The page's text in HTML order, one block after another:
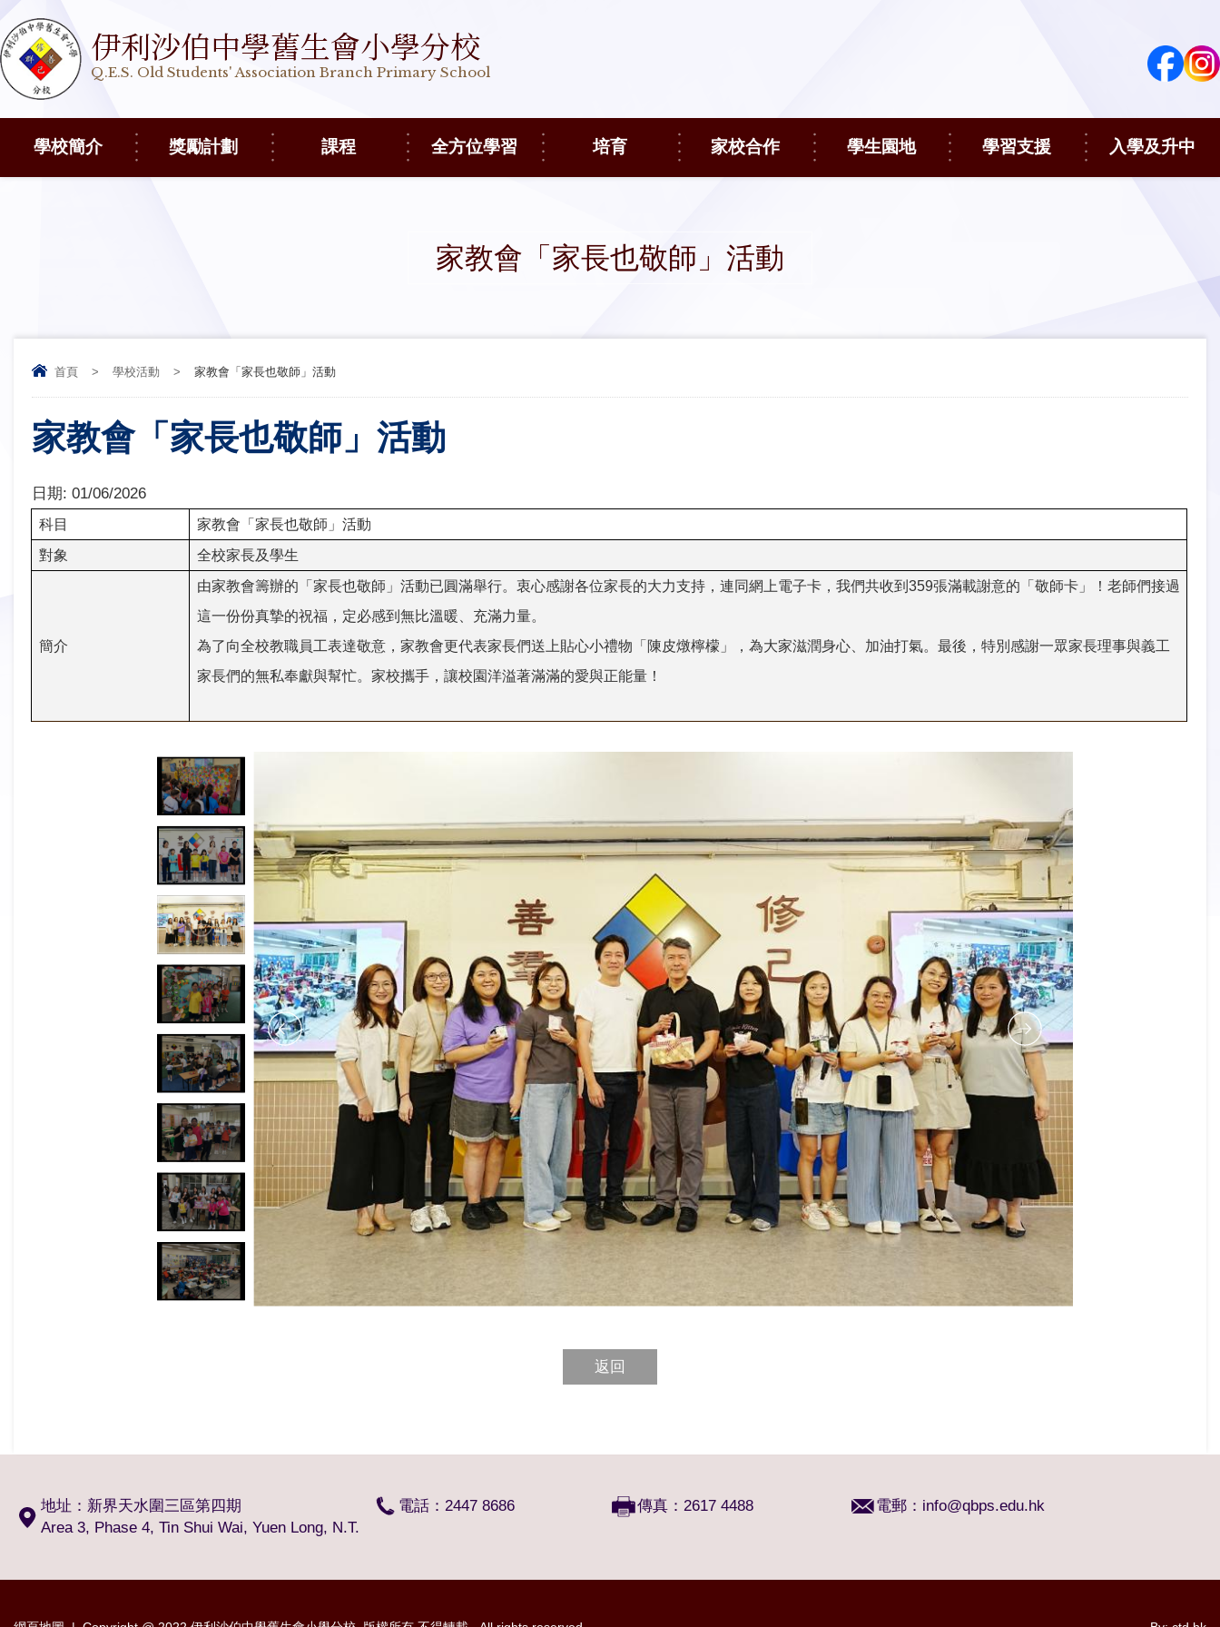
伊利沙伯中學舊生會小學分校
Q.E.S. Old Students' Association Branch Primary School
學校簡介 獎勵計劃 課程 全方位學習 培育 家校合作 學生園地 學習支援 入學及升中
家教會「家長也敬師」活動
首頁 > 學校活動 > 家教會「家長也敬師」活動
家教會「家長也敬師」活動
日期: 01/06/2026
科目
家教會「家長也敬師」活動
對象
全校家長及學生
簡介
由家教會籌辦的「家長也敬師」活動已圓滿舉行。衷心感謝各位家長的大力支持，連同網上電子卡，我們共收到 359張滿載謝意的「敬師卡」！老師們接過
這一份份真摯的祝福，定必感到無比溫暖、充滿力量。
為了向全校教職員工表達敬意，家教會更代表家長們送上貼心小禮物「陳皮燉檸檬」，為大家滋潤身心、加油打氣。最後，特別感謝一眾家長理事與義工
家長們的無私奉獻與幫忙。家校攜手，讓校園洋溢著滿滿的愛與正能量！
返回
地址：新界天水圍三區第四期
Area 3, Phase 4, Tin Shui Wai, Yuen Long, N.T.
電話：2447 8686 傳真：2617 4488 電郵： info@qbps.edu.hk